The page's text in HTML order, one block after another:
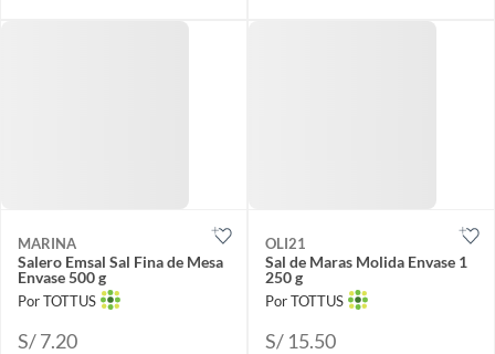
MARINA
Salero Emsal Sal Fina de Mesa
Envase 500 g
Por TOTTUS
S/ 7.20
OLI21
Sal de Maras Molida Envase 1
250 g
Por TOTTUS
S/ 15.50